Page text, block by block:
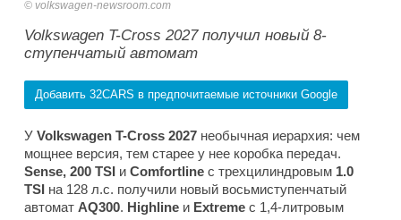
volkswagen-newsroom.com
Volkswagen T-Cross 2027 получил новый 8-
ступенчатый автомат
Добавить 32CARS в предпочитаемые источники Google
У Volkswagen T-Cross 2027 необычная иерархия: чем
мощнее версия, тем старее у нее коробка передач.
Sense, 200 TSI и Comfortline с трехцилиндровым 1.0
TSI на 128 л.с. получили новый восьмиступенчатый
автомат AQ300. Highline и Extreme с 1,4-литровым